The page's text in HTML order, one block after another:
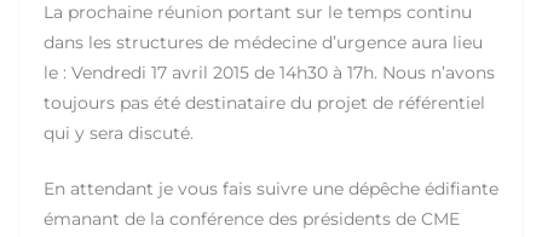
La prochaine réunion portant sur le temps continu
dans les structures de médecine d’urgence aura lieu
le : Vendredi 17 avril 2015 de 14h30 à 17h. Nous n’avons
toujours pas été destinataire du projet de référentiel
qui y sera discuté.
En attendant je vous fais suivre une dépêche édifiante
émanant de la conférence des présidents de CME